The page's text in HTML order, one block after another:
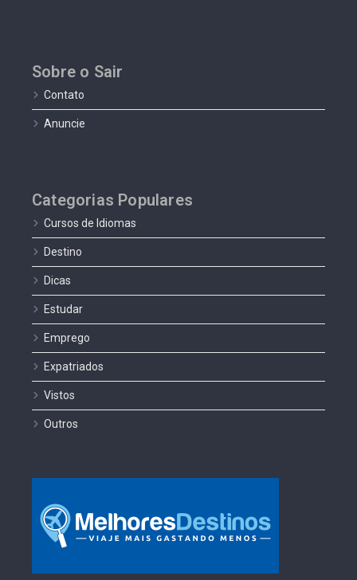
Sobre o Sair
Contato
Anuncie
Categorias Populares
Cursos de Idiomas
Destino
Dicas
Estudar
Emprego
Expatriados
Vistos
Outros